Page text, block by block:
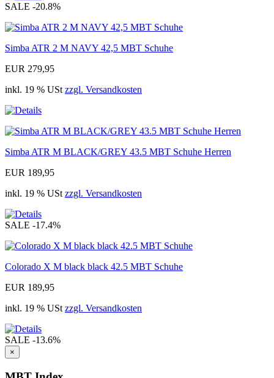
SALE -20.8%
Simba ATR 2 M NAVY 42,5 MBT Schuhe
EUR 279,95
inkl. 19 % USt zzgl. Versandkosten
Simba ATR M BLACK/GREY 43.5 MBT Schuhe Herren
EUR 189,95
inkl. 19 % USt zzgl. Versandkosten
SALE -17.4%
Colorado X M black black 42.5 MBT Schuhe
EUR 189,95
inkl. 19 % USt zzgl. Versandkosten
SALE -13.6%
×